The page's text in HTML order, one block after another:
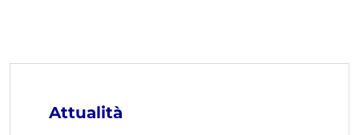
Attualità